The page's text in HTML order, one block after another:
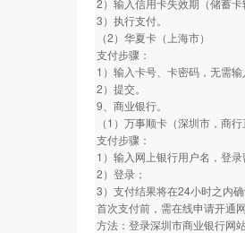
3）执行支付。
（2）华夏卡（上海市）
支付步骤：
1）输入卡号、卡密码，无需
2）提交。
9、商业银行。
（1）万事顺卡（深圳市，商
支付步骤：
1）输入网上银行用户名，登
2）登录；
3）支付结果将在24小时之内
首次支付前，需在线申请开通
方法：登录深圳市商业银行网